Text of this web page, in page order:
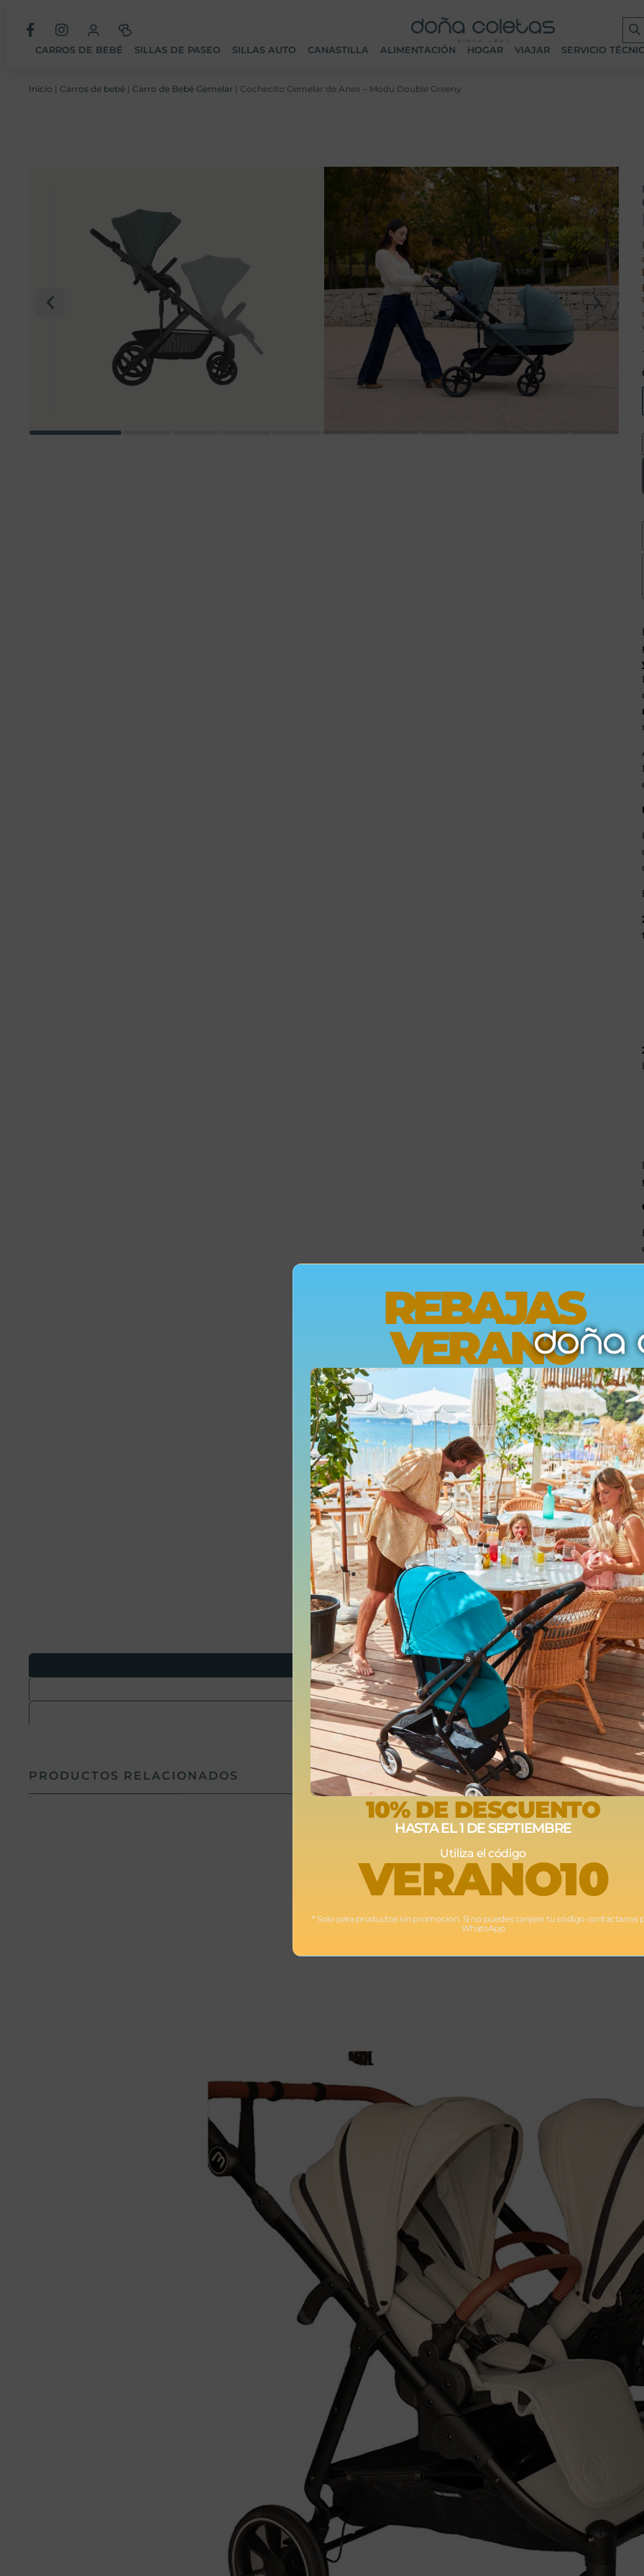
CARROS DE BEBÉ SILLAS DE PASEO SILLAS AUTO CANASTILLA ALIMENTACIÓN HOGAR VIAJAR SERVICIO
Inicio | Carros de bebé | Carro de Bebé Gemelar | Cochecito Gemelar de Anex – Modu Double Greeny
Opiniones
Envíos
Devoluciones
PRODUCTOS RELACIONADOS
REBAJAS
VERANO
10% DE DESCUENTO
HASTA EL 1 DE SEPTIEMBRE
Utiliza el código
VERANO10
* Solo para productos sin promoción. Si no puedes canjear tu código contáctanos
WhatsApp